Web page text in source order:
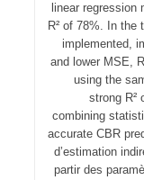
linear regression
R² of 78%. In the
implemented,
and lower MSE,
using the
strong R²
combining
accurate CBR
d’estimation
partir des